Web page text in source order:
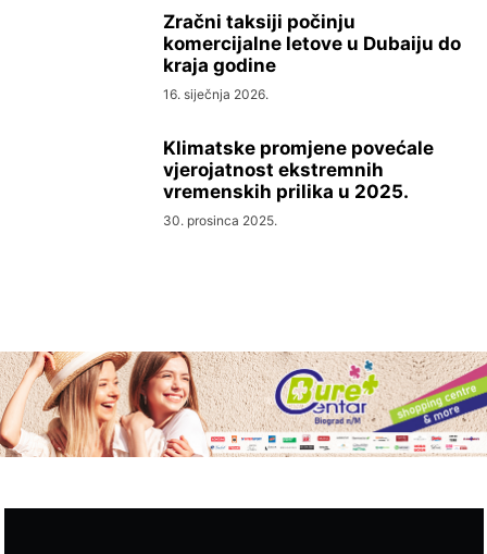
Zračni taksiji počinju
komercijalne letove u Dubaiju do
kraja godine
16. siječnja 2026.
Klimatske promjene povećale
vjerojatnost ekstremnih
vremenskih prilika u 2025.
30. prosinca 2025.